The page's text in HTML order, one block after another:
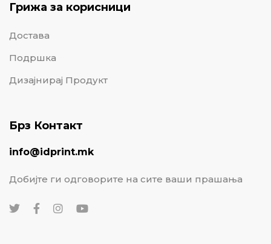
Грижа за корисници
Достава
Подршка
Дизајнирај Продукт
Брз Контакт
info@idprint.mk
Добијте ги одговорите на сите ваши прашања